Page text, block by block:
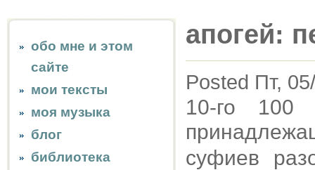
обо мне и этом
сайте
мои тексты
моя музыка
блог
библиотека
апогей:
Posted Пт,
10-го 100
суфиев